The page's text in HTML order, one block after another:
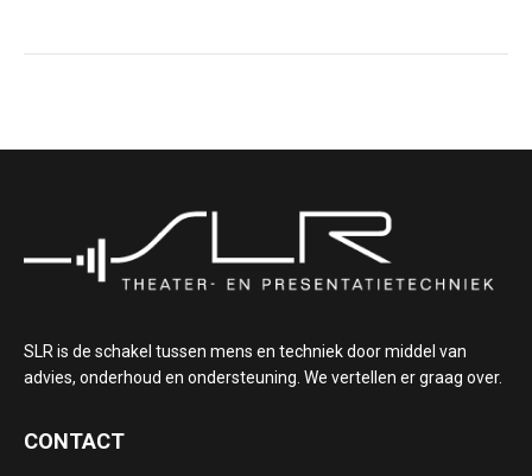
SLR is de schakel tussen mens en techniek door middel van
advies, onderhoud en ondersteuning. We vertellen er graag over.
CONTACT